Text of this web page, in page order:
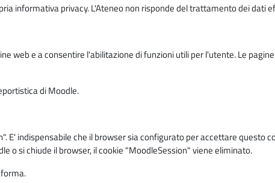
informativa privacy. L'Ateneo non risponde del trattamento dei dati
web e a consentire l'abilitazione di funzioni utili per l'utente. Le
di Moodle.
indispensabile che il browser sia configurato per accettare questo
o si chiude il browser, il cookie "MoodleSession" viene eliminato.